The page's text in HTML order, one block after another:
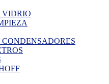
VIDRIO